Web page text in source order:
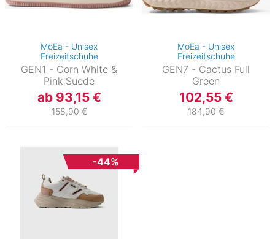
MoEa - Unisex
Freizeitschuhe
GEN1 - Corn White &
Pink Suede
ab 93,15 €
158,90 €
MoEa - Unisex
Freizeitschuhe
GEN7 - Cactus Full
Green
102,55 €
184,90 €
-44%